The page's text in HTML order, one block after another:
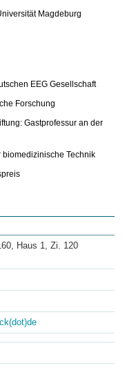
Magdeburg
EEG Gesellschaft
Forschung
Gastprofessur an der
biomedizinische Technik
Haus 1, Zi. 120